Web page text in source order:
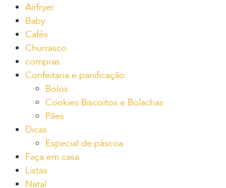
Airfryer
Baby
Cafés
Churrasco
compras
Confeitaria e panificação
Bolos
Cookies Biscoitos e Bolachas
Pães
Dicas
Especial de páscoa
Faça em casa
Listas
Natal